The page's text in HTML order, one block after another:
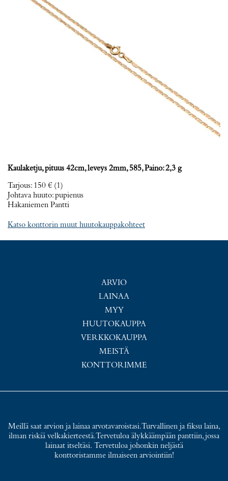
Kaulaketju, pituus 42cm, leveys 2mm, 585, Paino: 2,3 g
Tarjous: 150 € (1)
Johtava huuto:pupienus
Hakaniemen Pantti
Katso konttorin muut huutokauppakohteet
ARVIO
LAINAA
MYY
HUUTOKAUPPA
VERKKOKAUPPA
MEISTÄ
KONTTORIMME
Meillä saat arvion ja lainaa arvotavaroistasi. Turvallinen ja fiksu laina,
ilman riskiä velkakierteestä. Tervetuloa älykkäämpään panttiin, jossa
lainaat itseltäsi. Tervetuloa johonkin neljästä
konttoristamme ilmaiseen arviointiin!